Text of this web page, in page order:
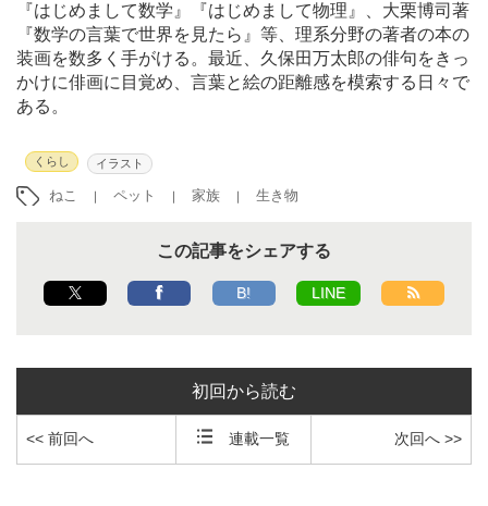
『はじめまして数学』『はじめまして物理』、大栗博司著
『数学の言葉で世界を見たら』等、理系分野の著者の本の
装画を数多く手がける。最近、久保田万太郎の俳句をきっ
かけに俳画に目覚め、言葉と絵の距離感を模索する日々で
ある。
くらし イラスト
ねこ ペット 家族 生き物
この記事をシェアする
B! LINE
初回から読む
<< 前回へ 連載一覧 次回へ >>